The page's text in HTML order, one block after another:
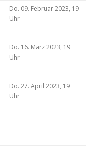
Do. 09. Februar 2023, 19
Uhr
Do. 16. März 2023, 19
Uhr
Do. 27. April 2023, 19
Uhr